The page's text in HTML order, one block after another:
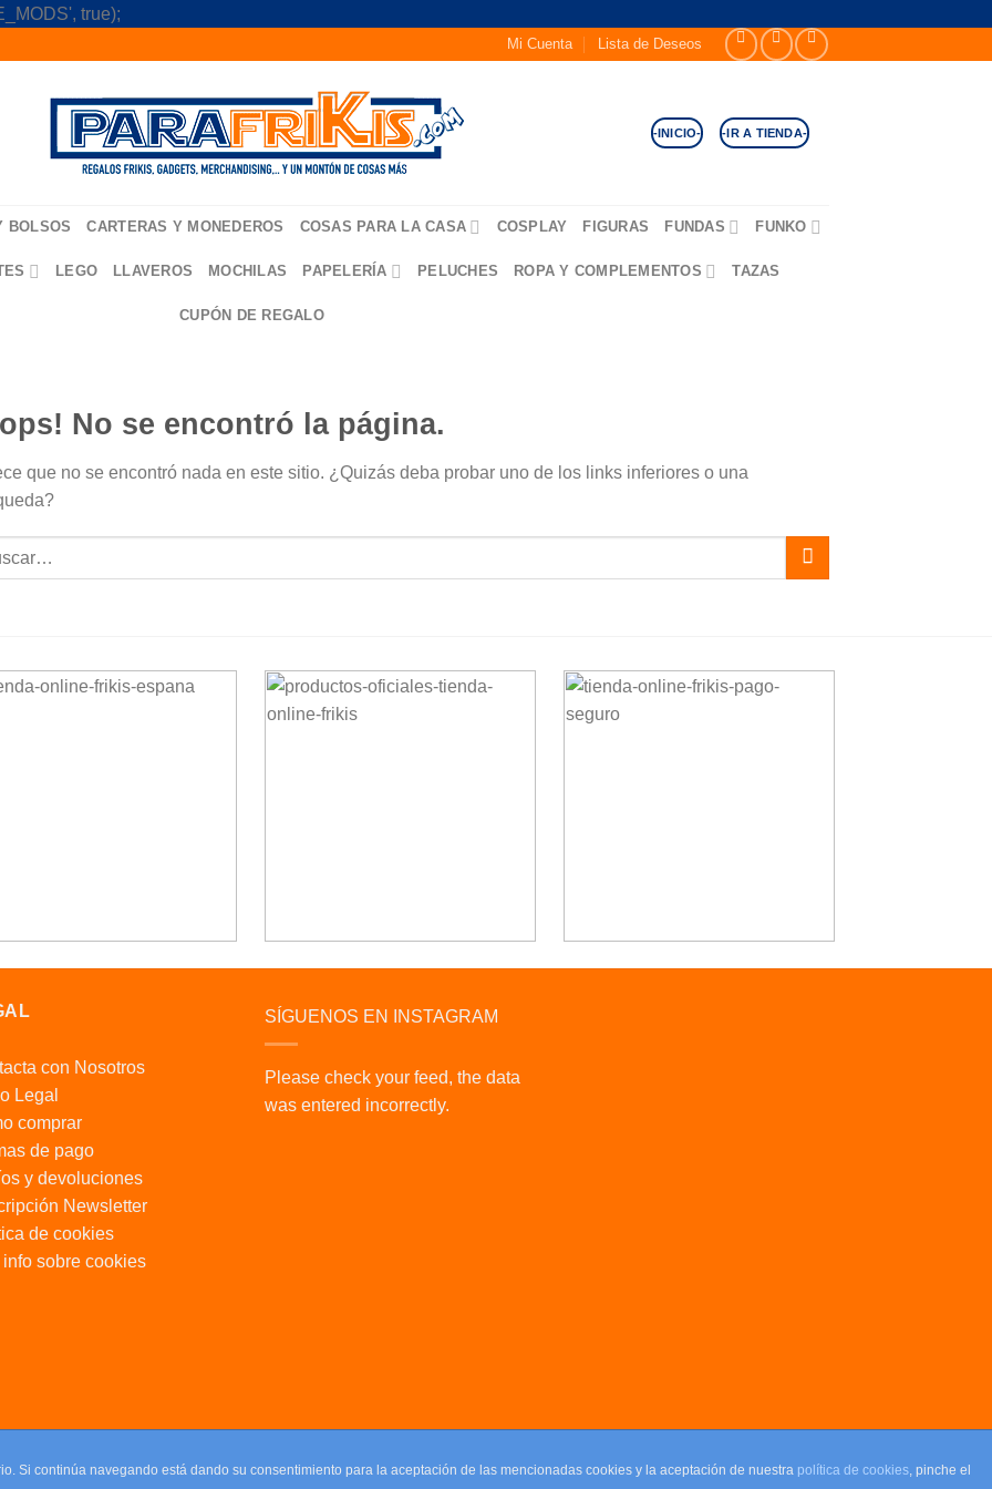
true);
Mi Cuenta Lista de Deseos
-INICIO- -IR A TIENDA-
BOLSOS CARTERAS Y MONEDEROS COSAS PARA LA CASA COSPLAY FIGURAS FUNDAS FUNKO
LEGO LLAVEROS MOCHILAS PAPELERÍA PELUCHES ROPA Y COMPLEMENTOS TAZAS
CUPÓN DE REGALO
No se encontró la página.
que no se encontró nada en este sitio. ¿Quizás deba probar uno de los links inferiores o una
con Nosotros
Legal
comprar
de pago
y devoluciones
Newsletter
de cookies
info sobre cookies
SÍGUENOS EN INSTAGRAM
Please check your feed, the data
was entered incorrectly.
Si continúa navegando está dando su consentimiento para la aceptación de las mencionadas cookies y la aceptación de nuestra política de cookies, pinche el